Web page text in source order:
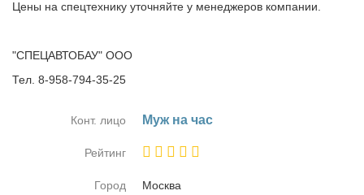
Цены на спецтехнику уточняйте у менеджеров компании.
"СПЕЦАВТОБАУ" ООО
Тел. 8-958-794-35-25
Конт. лицо Муж на час
Рейтинг
Город Москва